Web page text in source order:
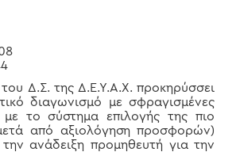
Δ.Σ. της Δ.Ε.Υ.Α.Χ. προκηρύσσει
διαγωνισμό με σφραγισμένες
το σύστημα επιλογής της πιο
από αξιολόγηση προσφορών)
ανάδειξη προμηθευτή για την